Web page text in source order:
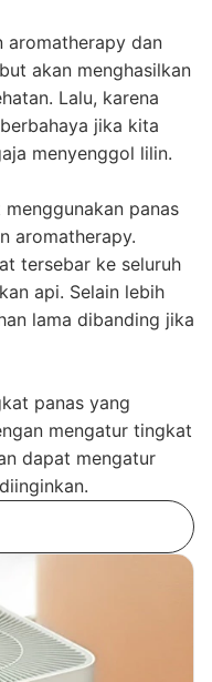
aromatherapy dan
akan menghasilkan
Lalu, karena
jika kita
menyenggol lilin.
panas
aromatherapy.
tersebar ke seluruh
api. Selain lebih
lama dibanding jika
panas yang
mengatur tingkat
dapat mengatur